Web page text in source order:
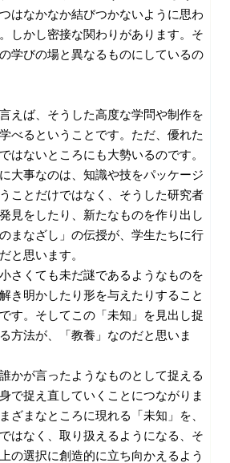
はなかなか結びつかないように思わ
しかし密接な関わりがあります。そ
学びの場と異なるものにしているの
えば、そうした高度な学問や制作を
べるということです。ただ、優れた
はないところにも大勢いるのです。
大事なのは、知識や技をパッケージ
ことだけではなく、そうした研究者
見をしたり、新たなものを作り出し
まなざし」の伝授が、学生たちに行
と思います。
さくても未だ謎であるようなものを
き明かしたり形を与えたりすること
す。そしてこの「未知」を見出し捉
方法が、「教養」なのだと思いま
かが言ったようなものとして捉える
で捉え直していくことにつながりま
ざまなところに現れる「未知」を、
はなく、取り扱えるようになる、そ
の選択に創造的に立ち向かえるよう